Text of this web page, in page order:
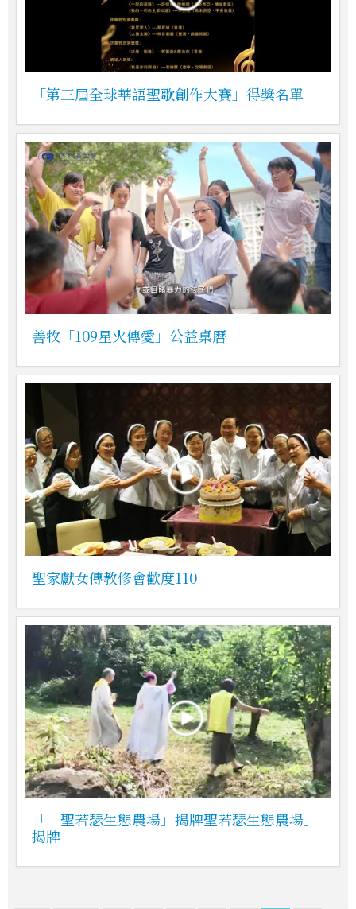
「第三屆全球華語聖歌創作大賽」得獎名單
善牧「109星火傳愛」公益桌曆
聖家獻女傳教修會歡度110
「「聖若瑟生態農場」揭牌聖若瑟生態農場」
揭牌